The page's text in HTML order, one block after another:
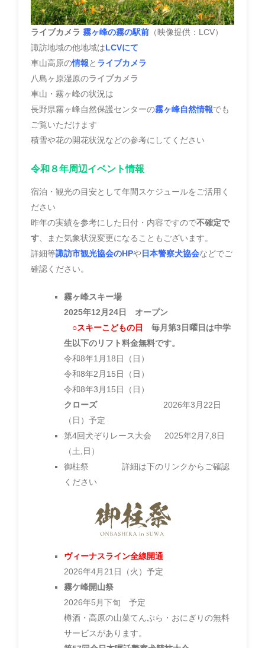
ライブカメラ 霧ヶ峰の霧の駅前 （映像提供：LCV）
諏訪地域の他地域はLCVにて
車山高原の情報と ライブカメラ
八島ヶ原湿原のライブカメラ
車山・霧ヶ峰の状況は
長野県霧ヶ峰自然保護センターの霧ヶ峰自然情報でも
ご覧いただけます
積雪や花の開花状況などの参考にしてください
令和８年周辺イベント情報
宿泊・観光の目安として年間スケジュールをご活用く
ださい
昨年の実績を参考にした日付・内容ですので不確定で
す 、また気象状況変更になることもございます。
詳細等諏訪市観光協会のHPや日本警察犬協会などでご
確認ください。
霧ヶ峰スキー場
2025年12月24日 オープン
○スキーこどもの日 毎月第3日曜日は中学
生以下のリフト料金無料です。
令和8年1月18日（日）
令和8年2月15日（日）
令和8年3月15日（日）
クローズ2026年3月22日
（日）予定
第4回犬ぞりレース大会 2025年2月7,8日
（土,日）
御柱祭 詳細は下のリンクからご確認
ください
ヴィーナスライン全線開通
2026年4月21日（火）予定
霧ケ峰開山祭
2026年5月下旬 予定
樽酒・高原の山菜てんぷら・おにぎりの無料
サービスがあります。